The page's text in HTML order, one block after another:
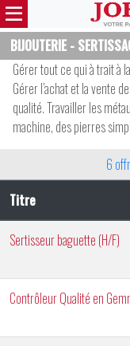
BIJOUTERIE -
Gérer tout ce qui à trait à
Gérer l’achat et la vente
qualité. Travailler les
machine, des pierres
6
Titre
Sertisseur baguette (H/F)
Contrôleur Qualité en